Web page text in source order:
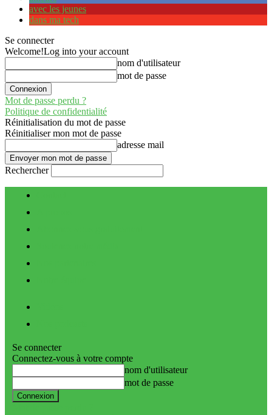
avec les jeunes
dans ma tech
Se connecter
Welcome!Log into your account
nom d'utilisateur
mot de passe
Mot de passe perdu ?
Politique de confidentialité
Réinitialisation du mot de passe
Réinitialiser mon mot de passe
adresse mail
Rechercher
Se connecter
Connectez-vous à votre compte
nom d'utilisateur
mot de passe